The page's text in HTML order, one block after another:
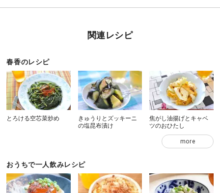
関連レシピ
春香のレシピ
とろける空芯菜炒め
きゅうりとズッキーニ
の塩昆布漬け
焦がし油揚げとキャベ
ツのおひたし
more
おうちで一人飲みレシピ